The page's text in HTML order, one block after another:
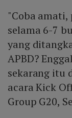
"Coba
selama 6-7
yang
APBD?
sekarang itu
acara Kick
Group G20,